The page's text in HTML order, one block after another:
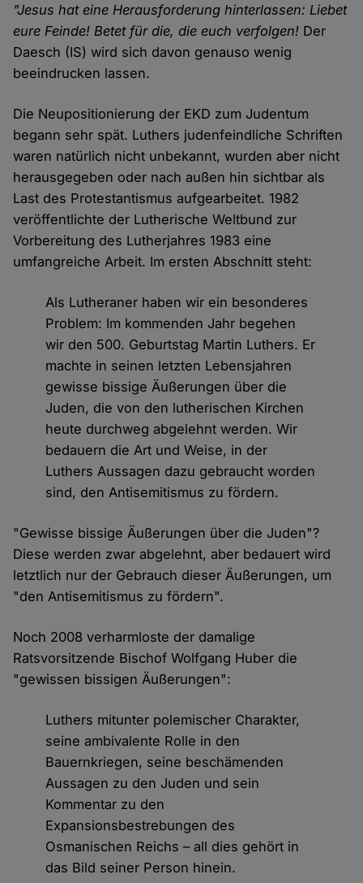
"Jesus hat eine Herausforderung hinterlassen: Liebet
eure Feinde! Betet für die, die euch verfolgen! Der
Daesch (IS) wird sich davon genauso wenig
beeindrucken lassen.
Die Neupositionierung der EKD zum Judentum
begann sehr spät. Luthers judenfeindliche Schriften
waren natürlich nicht unbekannt, wurden aber nicht
herausgegeben oder nach außen hin sichtbar als
Last des Protestantismus aufgearbeitet. 1982
veröffentlichte der Lutherische Weltbund zur
Vorbereitung des Lutherjahres 1983 eine
umfangreiche Arbeit. Im ersten Abschnitt steht:
Als Lutheraner haben wir ein besonderes
Problem: Im kommenden Jahr begehen
wir den 500. Geburtstag Martin Luthers. Er
machte in seinen letzten Lebensjahren
gewisse bissige Äußerungen über die
Juden, die von den lutherischen Kirchen
heute durchweg abgelehnt werden. Wir
bedauern die Art und Weise, in der
Luthers Aussagen dazu gebraucht worden
sind, den Antisemitismus zu fördern.
"Gewisse bissige Äußerungen über die Juden"?
Diese werden zwar abgelehnt, aber bedauert wird
letztlich nur der Gebrauch dieser Äußerungen, um
"den Antisemitismus zu fördern".
Noch 2008 verharmloste der damalige
Ratsvorsitzende Bischof Wolfgang Huber die
"gewissen bissigen Äußerungen":
Luthers mitunter polemischer Charakter,
seine ambivalente Rolle in den
Bauernkriegen, seine beschämenden
Aussagen zu den Juden und sein
Kommentar zu den
Expansionsbestrebungen des
Osmanischen Reichs – all dies gehört in
das Bild seiner Person hinein.